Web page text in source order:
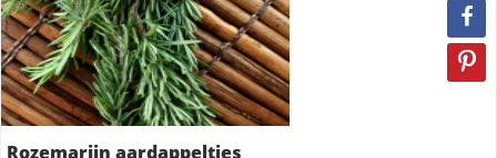
Rozemarijn aardappeltjes